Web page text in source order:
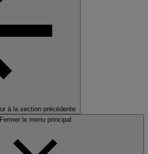
à la section précédente
Fermer le menu principal